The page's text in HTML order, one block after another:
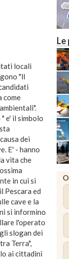
locali
"ll
come
e' il simbolo
dei
E' - hanno
vita che
in cui si
Pescara ed
cave e la
si informino
l'operato
slogan dei
Terra",
ai cittadini